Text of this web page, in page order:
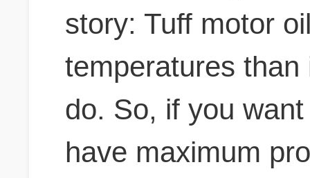
story: Tuff motor
temperatures
do. So, if you
have maximum